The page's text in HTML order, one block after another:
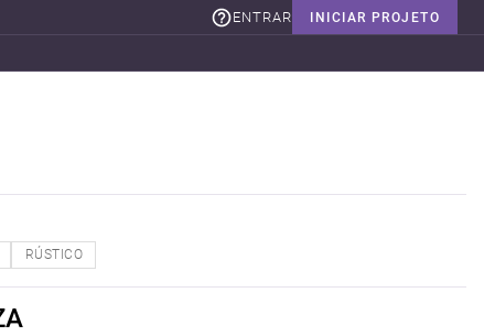
INICIAR PROJETO
ENTRAR
RÚSTICO